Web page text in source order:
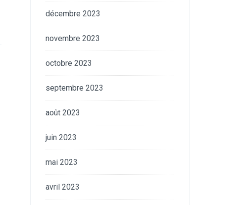
décembre 2023
novembre 2023
octobre 2023
septembre 2023
août 2023
juin 2023
mai 2023
avril 2023